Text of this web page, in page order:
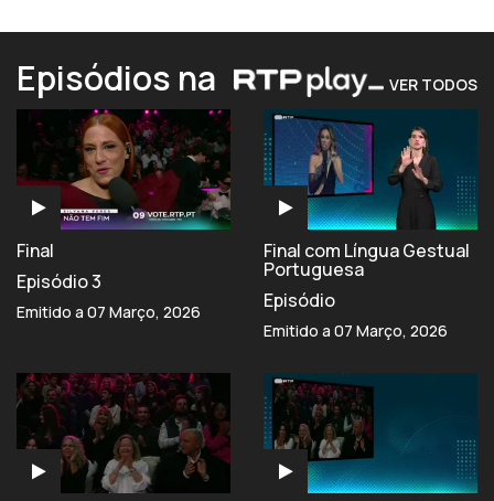
Episódios na VER TODOS
Final
Episódio 3
Emitido a 07 Março, 2026
Final com Língua Gestual
Portuguesa
Episódio
Emitido a 07 Março, 2026